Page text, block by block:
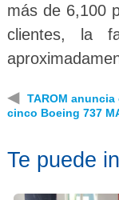
más de 6,100
clientes, la
◀
TAROM
cinco Boeing 737
Te puede